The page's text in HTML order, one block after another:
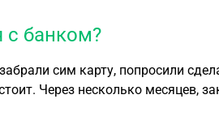
с банком?
кредитных карт. Деньги с